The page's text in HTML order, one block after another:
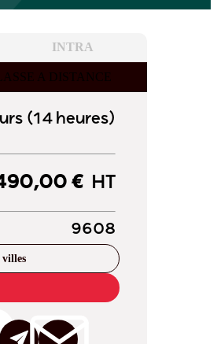
INTRA
A DISTANCE
(14 heures)
€HT
9608
villes